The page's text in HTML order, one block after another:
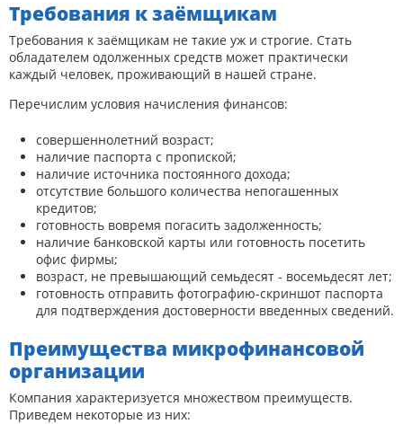
Требования к заёмщикам
Требования к заёмщикам не такие уж и строгие. Стать
обладателем одолженных средств может практически
каждый человек, проживающий в нашей стране.
Перечислим условия начисления финансов:
совершеннолетний возраст;
наличие паспорта с пропиской;
наличие источника постоянного дохода;
отсутствие большого количества непогашенных
кредитов;
готовность вовремя погасить задолженность;
наличие банковской карты или готовность посетить
офис фирмы;
возраст, не превышающий семьдесят - восемьдесят лет;
готовность отправить фотографию-скриншот паспорта
для подтверждения достоверности введенных сведений.
Преимущества микрофинансовой
организации
Компания характеризуется множеством преимуществ.
Приведем некоторые из них: